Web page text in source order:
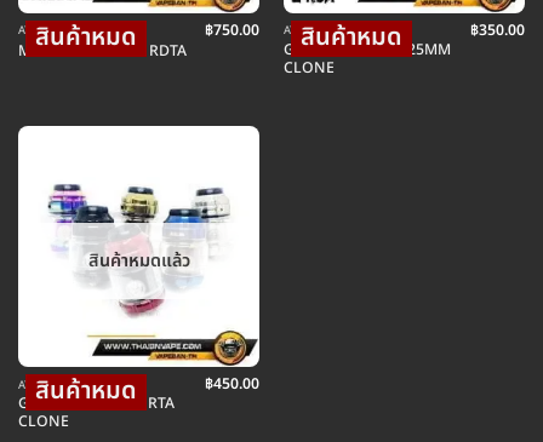
ATOM อะตอมบุหรี่ไฟฟ้า
MEDUSA REBORN RDTA
฿750.00 ATOM อะตอมบุหรี่ไฟฟ้า
GEEKVAPE Z RDA 25MM
CLONE
฿350.00
สินค้าหมดแล้ว
ATOM อะตอมบุหรี่ไฟฟ้า
GEEKVAPE ZEUS X RTA
CLONE
฿450.00